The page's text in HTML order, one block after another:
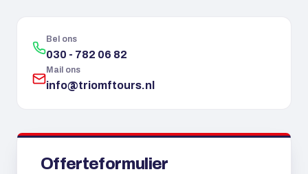
Bel ons
030 - 782 06 82
Mail ons
info@triomftours.nl
Offerteformulier